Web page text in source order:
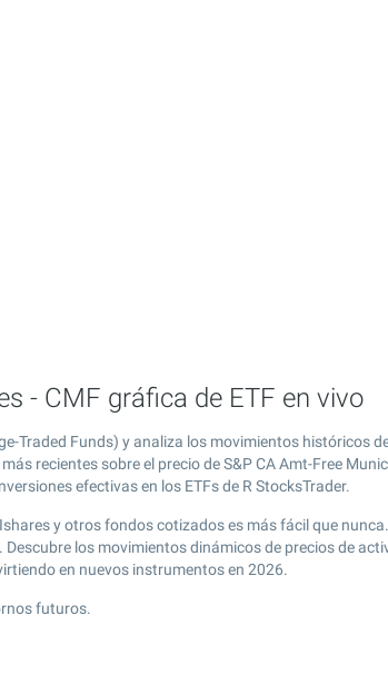
- CMF gráfica de ETF en vivo
Traded Funds) y analiza los movimientos históricos
recientes sobre el precio de S&P CA Amt-Free
efectivas en los ETFs de R StocksTrader.
y otros fondos cotizados es más fácil que
los movimientos dinámicos de precios de
en nuevos instrumentos en 2026.
futuros.